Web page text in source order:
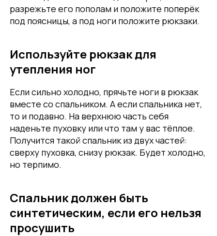
разрежьте его пополам и положите поперёк
под поясницы, а под ноги положите рюкзаки.
Используйте рюкзак для
утепления ног
Если сильно холодно, прячьте ноги в рюкзак
вместе со спальником. А если спальника нет,
то и подавно. На верхнюю часть себя
наденьте пуховку или что там у вас тёплое.
Получится такой спальник из двух частей:
сверху пуховка, снизу рюкзак. Будет холодно,
но терпимо.
Спальник должен быть
синтетическим, если его нельзя
просушить